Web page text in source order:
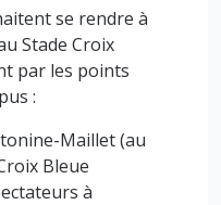
se rendre à
Stade Croix
par les points
:
Maillet (au
Bleue
à